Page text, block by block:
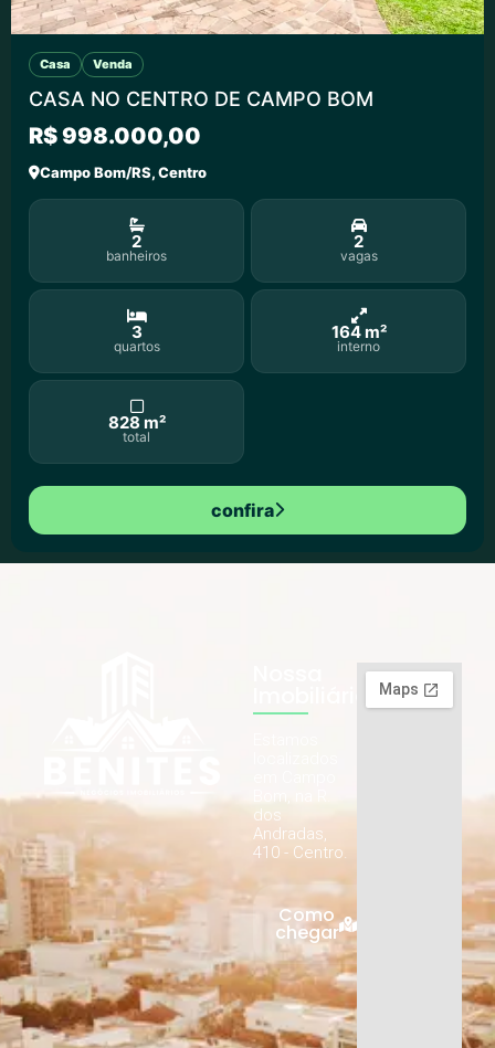
Casa Venda
CASA NO CENTRO DE CAMPO BOM
R$ 998.000,00
Campo Bom/RS, Centro
2
banheiros
2
vagas
3
quartos
164 m²
interno
828 m²
total
confira
dos
Andradas,
410 - Centro.
Como
chegar